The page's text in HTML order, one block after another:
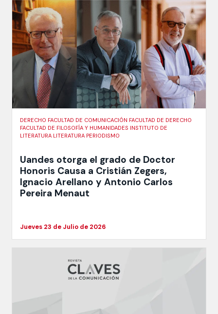
DERECHO FACULTAD DE COMUNICACIÓN FACULTAD DE DERECHO
FACULTAD DE FILOSOFÍA Y HUMANIDADES INSTITUTO DE
LITERATURA LITERATURA PERIODISMO
Uandes otorga el grado de Doctor
Honoris Causa a Cristián Zegers,
Ignacio Arellano y Antonio Carlos
Pereira Menaut
Jueves 23 de Julio de 2026